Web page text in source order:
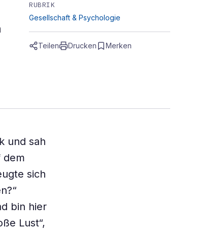
RUBRIK
Gesellschaft & Psychologie
Teilen Drucken Merken
und sah
dem
sich
bin hier
Lust“,